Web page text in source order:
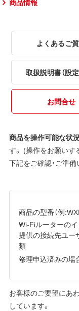
商品情報
よくあるご
取扱説明書（設定
お問合せ
商品を操作可能な状
す。 (操作をお願いす
下記をご確認・ご準
商品の型番（例
Wi-Fiルーターの
提供の接続先ユー
類
修理申込済みの場
お客様のご要望にあ
しています。